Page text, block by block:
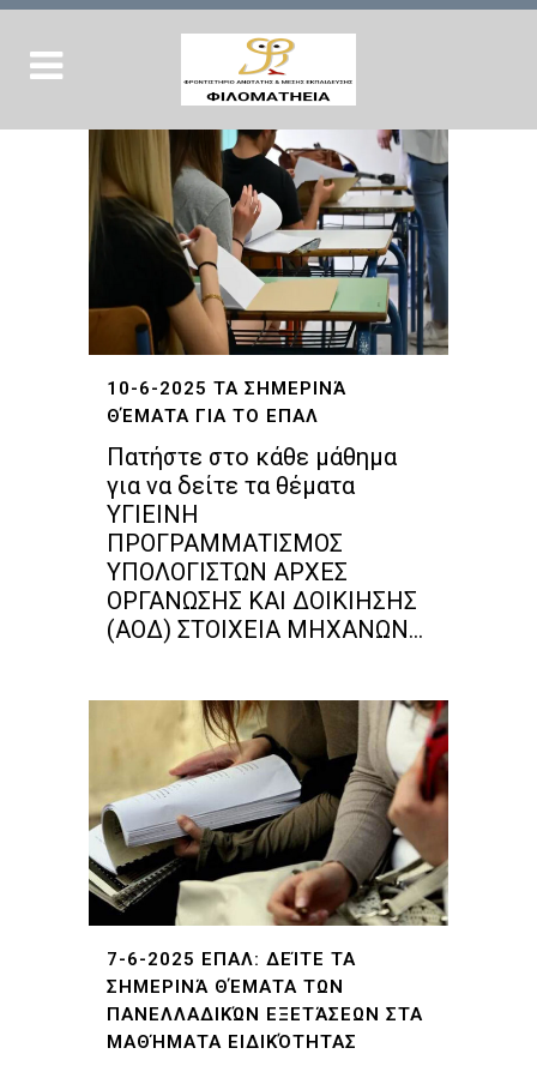
10-6-2025 ΤΑ ΣΗΜΕΡΙΝΆ
ΘΈΜΑΤΑ ΓΙΑ ΤΟ ΕΠΑΛ
Πατήστε στο κάθε μάθημα
για να δείτε τα θέματα
ΥΓΙΕΙΝΗ
ΠΡΟΓΡΑΜΜΑΤΙΣΜΟΣ
ΥΠΟΛΟΓΙΣΤΩΝ ΑΡΧΕΣ
ΟΡΓΑΝΩΣΗΣ ΚΑΙ ΔΟΙΚΙΗΣΗΣ
(ΑΟΔ) ΣΤΟΙΧΕΙΑ ΜΗΧΑΝΩΝ...
7-6-2025 ΕΠΑΛ: ΔΕΊΤΕ ΤΑ
ΣΗΜΕΡΙΝΆ ΘΈΜΑΤΑ ΤΩΝ
ΠΑΝΕΛΛΑΔΙΚΏΝ ΕΞΕΤΆΣΕΩΝ ΣΤΑ
ΜΑΘΉΜΑΤΑ ΕΙΔΙΚΌΤΗΤΑΣ